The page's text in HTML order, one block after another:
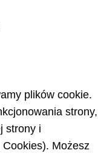
plików cookie.
strony,
strony i
Możesz